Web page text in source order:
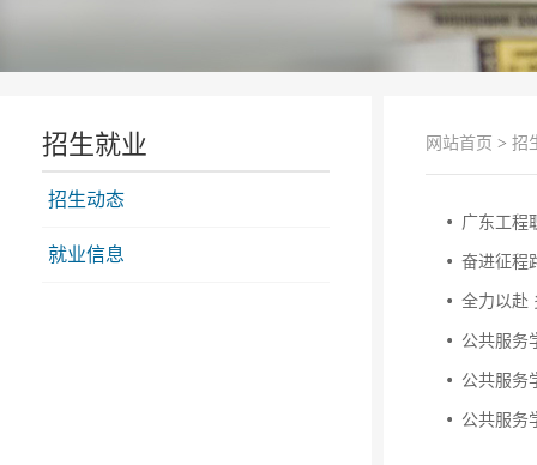
招生就业
招生动态
就业信息
网站首页 > 招
广东工程
奋进征程
全力以赴
公共服务
公共服务
公共服务